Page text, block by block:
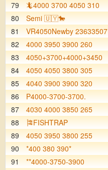
79
🦎4000 3700 4050 310
80
Semi 🇺🇾🐎
81
VR4050Newby 23633507
82
4000 3950 3900 260
83
4050+3700+4000+3450
84
4050 4050 3800 305
85
4040 3900 3900 320
86
P4000-3700-3700.
87
4030 4000 3850 265
88
🎏FISHTRAP
89
4050 3950 3800 255
90
*400 380 390*
91
**4000-3750-3900